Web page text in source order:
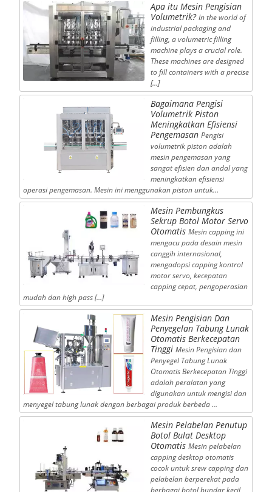
Apa itu Mesin Pengisian
Volumetrik? In the world of
industrial packaging and
filling, a volumetric filling
machine plays a crucial role.
These machines are designed
to fill containers with a precise
[…]
Bagaimana Pengisi
Volumetrik Piston
Meningkatkan Efisiensi
Pengemasan Pengisi
volumetrik piston adalah
mesin pengemasan yang
sangat efisien dan andal yang
meningkatkan efisiensi
operasi pengemasan. Mesin ini menggunakan piston untuk…
Mesin Pembungkus
Sekrup Botol Motor Servo
Otomatis Mesin capping ini
mengacu pada desain mesin
canggih internasional,
mengadopsi capping kontrol
motor servo, kecepatan
capping cepat, pengoperasian
mudah dan high pass […]
Mesin Pengisian Dan
Penyegelan Tabung Lunak
Otomatis Berkecepatan
Tinggi Mesin Pengisian dan
Penyegel Tabung Lunak
Otomatis Berkecepatan Tinggi
adalah peralatan yang
digunakan untuk mengisi dan
menyegel tabung lunak dengan berbagai produk berbeda …
Mesin Pelabelan Penutup
Botol Bulat Desktop
Otomatis Mesin pelabelan
capping desktop otomatis
cocok untuk srew capping dan
pelabelan berperekat pada